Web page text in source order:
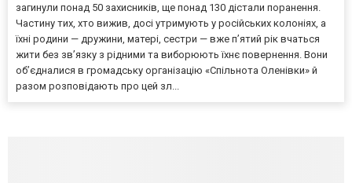
загинули понад 50 захисників, ще понад 130 дістали поранення.
Частину тих, хто вижив, досі утримують у російських колоніях, а
їхні родини — дружини, матері, сестри — вже п’ятий рік вчаться
жити без зв’язку з рідними та виборюють їхнє повернення. Вони
об’єдналися в громадську організацію «Спільнота Оленівки» й
разом розповідають про цей зл...